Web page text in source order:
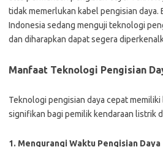
tidak memerlukan kabel pengisian daya.
Indonesia sedang menguji teknologi
dan diharapkan dapat segera
Manfaat Teknologi Pengisian
Teknologi pengisian daya cepat
signifikan bagi pemilik kendaraan listrik
1. Mengurangi Waktu Pengisian Daya